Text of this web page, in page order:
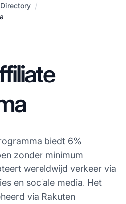
/
biedt 6%
zonder minimum
wereldwijd verkeer via
en sociale media. Het
via Rakuten